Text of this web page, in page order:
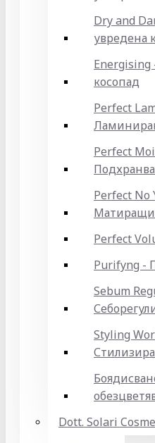
Dry and
увредена
Energising
косопад
Perfect
Perfect
Perfect No
Perfect
Purifyng -
Sebum
Styling
Dott. Solari